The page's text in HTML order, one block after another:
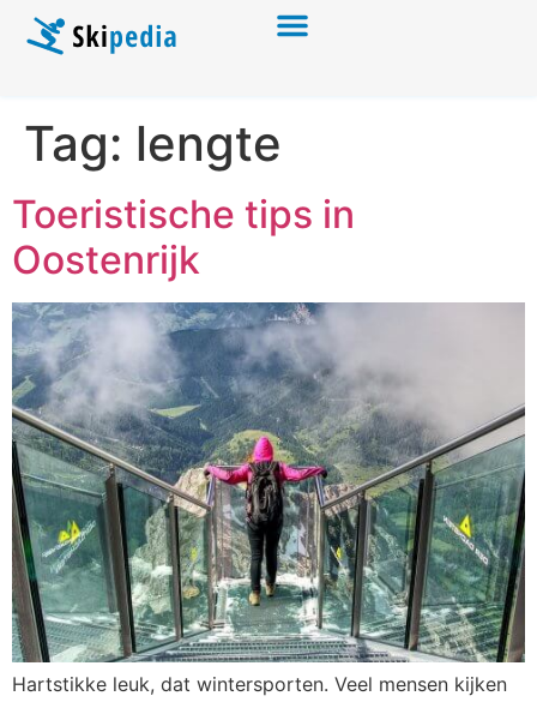
Tag: lengte
Toeristische tips in
Oostenrijk
Hartstikke leuk, dat wintersporten. Veel mensen kijken